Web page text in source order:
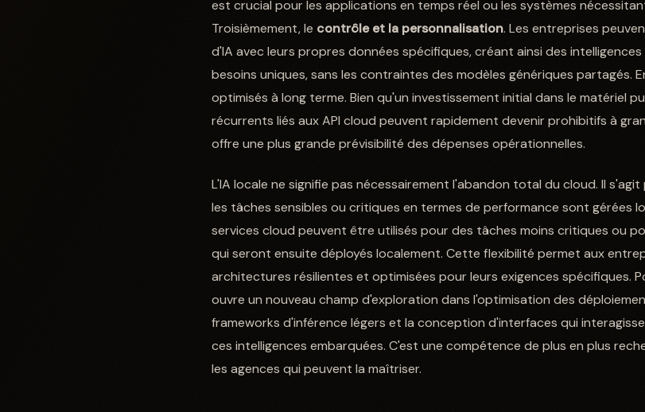
est crucial pour les applications en temps réel ou les systèmes
Troisièmement, le contrôle et la personnalisation. Les entreprises
d'IA avec leurs propres données spécifiques, créant ainsi des
besoins uniques, sans les contraintes des modèles génériques partagés.
optimisés à long terme. Bien qu'un investissement initial dans le matériel
récurrents liés aux API cloud peuvent rapidement devenir prohibitifs à
offre une plus grande prévisibilité des dépenses opérationnelles.
L'IA locale ne signifie pas nécessairement l'abandon total du cloud. Il
les tâches sensibles ou critiques en termes de performance sont gérées
services cloud peuvent être utilisés pour des tâches moins critiques ou
qui seront ensuite déployés localement. Cette flexibilité permet aux
architectures résilientes et optimisées pour leurs exigences spécifiques.
ouvre un nouveau champ d'exploration dans l'optimisation des
frameworks d'inférence légers et la conception d'interfaces qui
ces intelligences embarquées. C'est une compétence de plus en plus
les agences qui peuvent la maîtriser.